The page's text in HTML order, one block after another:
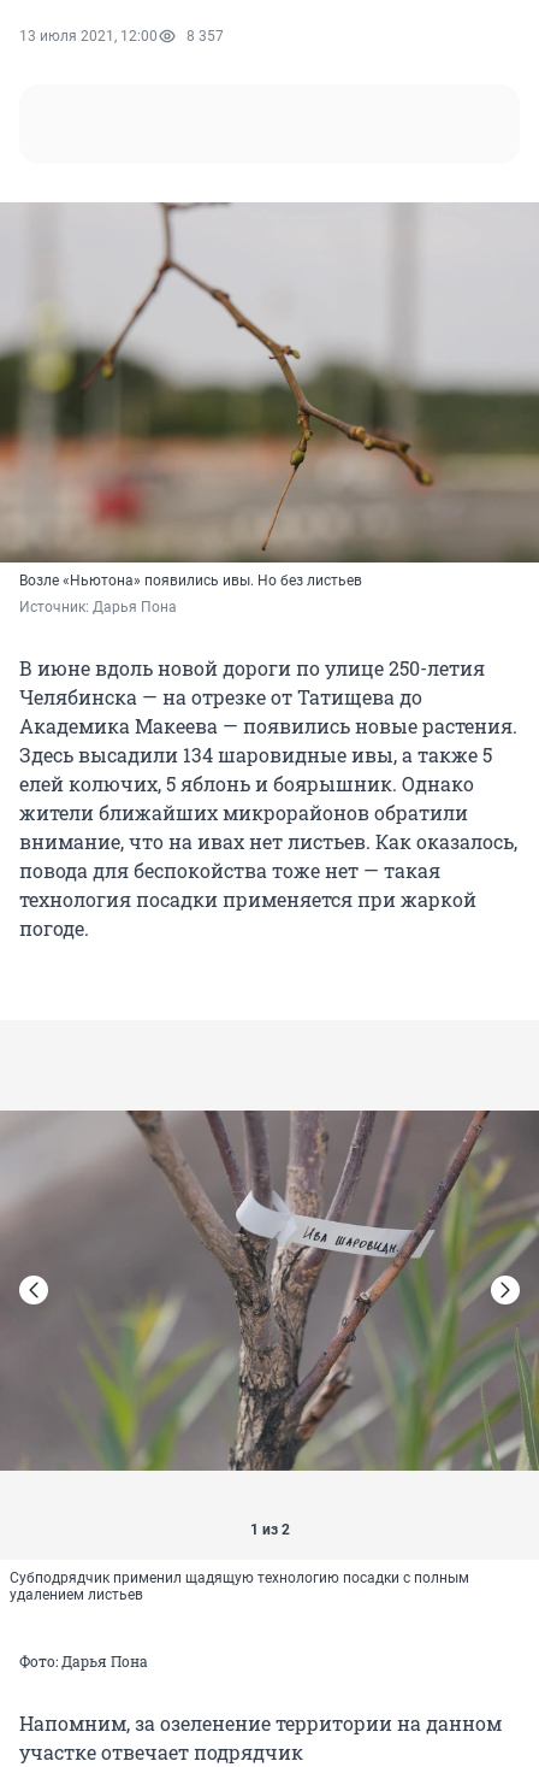
13 июля 2021, 12:00 8 357
Возле «Ньютона» появились ивы. Но без листьев
Источник: Дарья Пона
В июне вдоль новой дороги по улице 250-летия
Челябинска — на отрезке от Татищева до
Академика Макеева — появились новые растения.
Здесь высадили 134 шаровидные ивы, а также 5
елей колючих, 5 яблонь и боярышник. Однако
жители ближайших микрорайонов обратили
внимание, что на ивах нет листьев. Как оказалось,
повода для беспокойства тоже нет — такая
технология посадки применяется при жаркой
погоде.
1 из 2
Субподрядчик применил щадящую технологию посадки с полным
удалением листьев
Фото: Дарья Пона
Напомним, за озеленение территории на данном
участке отвечает подрядчик